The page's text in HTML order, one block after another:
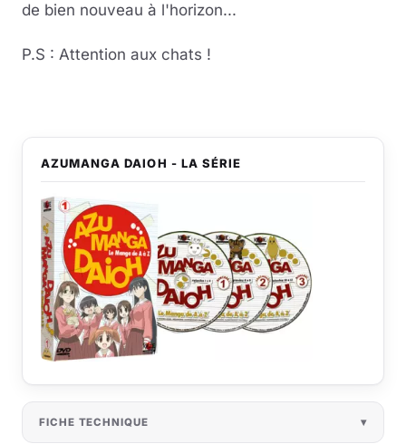
de bien nouveau à l'horizon...
P.S : Attention aux chats !
AZUMANGA DAIOH - LA SÉRIE
FICHE TECHNIQUE